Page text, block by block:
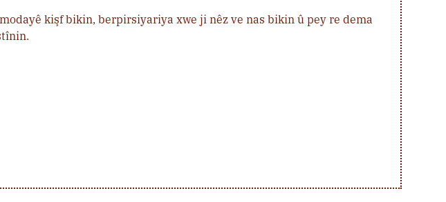
kişf bikin, berpirsiyariya xwe ji nêz ve nas bikin û pey re dema